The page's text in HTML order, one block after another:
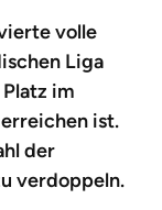
volle
Liga
im
ist.
der
verdoppeln.